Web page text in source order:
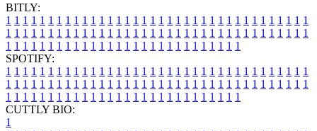
BITLY:
1 1 1 1 1 1 1 1 1 1 1 1 1 1 1 1 1 1 1 1 1 1 1 1 1 1 1 1 1 1 1 1 1 1 1 1
1 1 1 1 1 1 1 1 1 1 1 1 1 1 1 1 1 1 1 1 1 1 1 1 1 1 1 1 1 1 1 1 1 1 1 1
1 1 1 1 1 1 1 1 1 1 1 1 1 1 1 1 1 1 1 1 1 1 1 1 1 1 1 1
SPOTIFY:
1 1 1 1 1 1 1 1 1 1 1 1 1 1 1 1 1 1 1 1 1 1 1 1 1 1 1 1 1 1 1 1 1 1 1 1
1 1 1 1 1 1 1 1 1 1 1 1 1 1 1 1 1 1 1 1 1 1 1 1 1 1 1 1 1 1 1 1 1 1 1 1
1 1 1 1 1 1 1 1 1 1 1 1 1 1 1 1 1 1 1 1 1 1 1 1 1 1 1 1
CUTTLY BIO:
1